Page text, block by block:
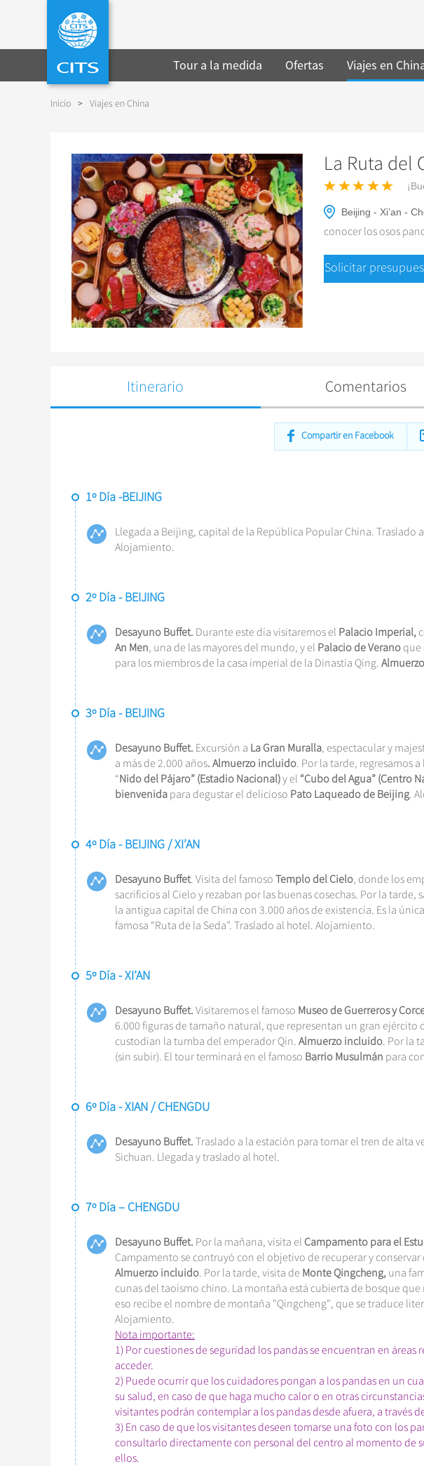
Tour a la medida Ofertas Viajes en
Inicio > Viajes en China
La Ruta del
Beijing - Xi’an -
conocer los osos
Solicitar
Itinerario Comentarios
Compartir en Facebook
1º Día -BEIJING
Llegada a Beijing, capital de la República Popular China.
Alojamiento.
2º Día - BEIJING
Desayuno Buffet. Durante este día visitaremos el Palacio Imperial,
An Men, una de las mayores del mundo, y el Palacio de Verano que
para los miembros de la casa imperial de la Dinastía Qing.
3º Día - BEIJING
Desayuno Buffet. Excursión a La Gran Muralla, espectacular y
a más de 2.000 años. Almuerzo incluido. Por la tarde, regresamos
“Nido del Pájaro” (Estadio Nacional)y el “Cubo del Agua” (Centro
bienvenida para degustar el delicioso Pato Laqueado de Beijing.
4º Día - BEIJING / XI’AN
Desayuno Buffet. Visita del famoso Templo del Cielo, donde los
sacrificios al Cielo y rezaban por las buenas cosechas. Por la
la antigua capital de China con 3.000 años de existencia. Es la
famosa “Ruta de la Seda”. Traslado al hotel. Alojamiento.
5º Día - XI’AN
Desayuno Buffet. Visitaremos el famoso Museo de Guerreros y
6.000 figuras de tamaño natural, que representan un gran ejército
custodian la tumba del emperador Qin. Almuerzo incluido. Por la
(sin subir). El tour terminará en el famoso Barrio Musulmán para
6º Día - XIAN / CHENGDU
Desayuno Buffet. Traslado a la estación para tomar el tren de alta
Sichuan. Llegada y traslado al hotel.
7º Día – CHENGDU
Desayuno Buffet. Por la mañana, visita el Campamento para el
Campamento se contruyó con el objetivo de recuperar y
Almuerzo incluido. Por la tarde, visita de Monte Qingcheng, una
cunas del taoísmo chino. La montaña está cubierta de bosque
eso recibe el nombre de montaña "Qingcheng", que se traduce
Alojamiento.
Nota importante:
1) Por cuestiones de seguridad los pandas se encuentran en
acceder.
2) Puede ocurrir que los cuidadores pongan a los pandas en un
su salud, en caso de que haga mucho calor o en otras
visitantes podrán contemplar a los pandas desde afuera, a través
3) En caso de que los visitantes deseen tomarse una foto con los
consultarlo directamente con personal del centro al momento de
ellos.